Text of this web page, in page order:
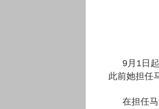
9月1日
此前她担任
在担任